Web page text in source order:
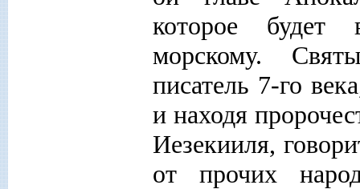
которое будет
морскому.
писатель 7-го
и находя
Иезекииля,
от прочих